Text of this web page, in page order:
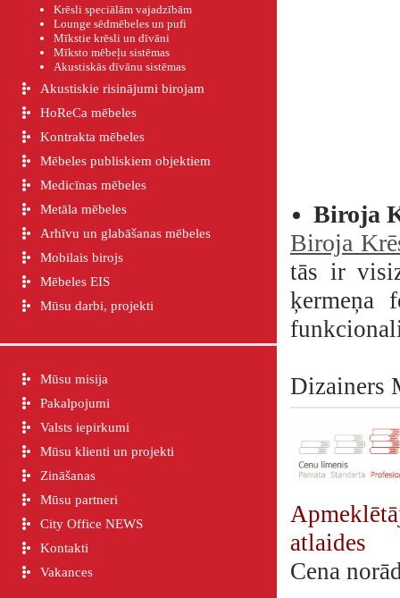
Krēsli speciālām vajadzībām
Lounge sēdmēbeles un pufi
Mīkstie krēsli un dīvāni
Mīksto mēbeļu sistēmas
Akustiskās dīvānu sistēmas
Akustiskie risinājumi birojam
HoReCa mēbeles
Kontrakta mēbeles
Mēbeles publiskiem objektiem
Medicīnas mēbeles
Metāla mēbeles
Arhīvu un glabāšanas mēbeles
Mobilais birojs
Mēbeles EIS
Mūsu darbi, projekti
Mūsu misija
Pakalpojumi
Valsts iepirkumi
Mūsu klienti un projekti
Zināšanas
Mūsu partneri
City Office NEWS
Kontakti
Vakances
Biroja
Biroja
tās ir
ķermeņa
Dizainers
atlaides
Cena